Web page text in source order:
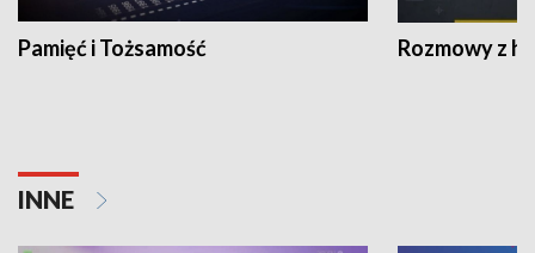
Pamięć i Tożsamość Rozmowy z
INNE